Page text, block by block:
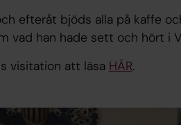
efteråt bjöds alla på kaffe
vad han hade sett och hört i
visitation att läsa HÄR.